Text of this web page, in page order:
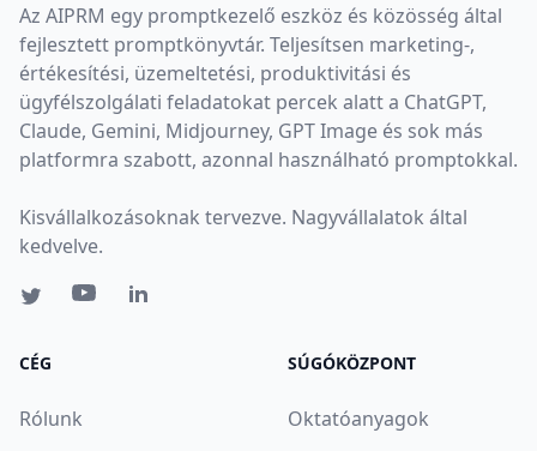
Az AIPRM egy promptkezelő eszköz és közösség által
fejlesztett promptkönyvtár. Teljesítsen marketing-,
értékesítési, üzemeltetési, produktivitási és
ügyfélszolgálati feladatokat percek alatt a ChatGPT,
Claude, Gemini, Midjourney, GPT Image és sok más
platformra szabott, azonnal használható promptokkal.
Kisvállalkozásoknak tervezve. Nagyvállalatok által
kedvelve.
CÉG
Rólunk
SÚGÓKÖZPONT
Oktatóanyagok